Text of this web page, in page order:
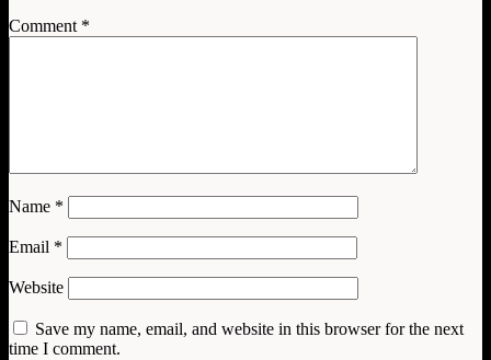
Comment *
Name *
Email *
Website
Save my name, email, and website in this browser for the next
time I comment.